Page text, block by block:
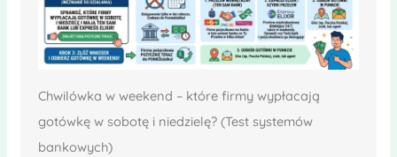
Chwilówka w weekend – które firmy wypłacają
gotówkę w sobotę i niedzielę? (Test systemów
bankowych)